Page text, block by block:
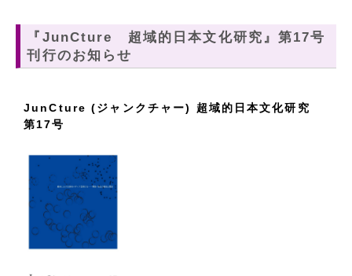
『JunCture 超域的日本文化研究』第17号
刊行のお知らせ
JunCture (ジャンクチャー) 超域的日本文化研究
第17号